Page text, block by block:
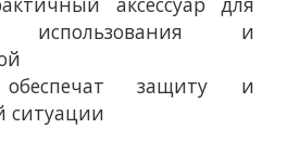
использования и
обеспечат защиту и
ситуации